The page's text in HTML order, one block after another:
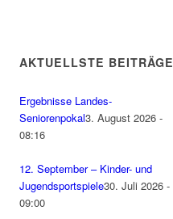
AKTUELLSTE BEITRÄGE
Ergebnisse Landes-
Seniorenpokal3. August 2026 -
08:16
12. September – Kinder- und
Jugendsportspiele30. Juli 2026 -
09:00